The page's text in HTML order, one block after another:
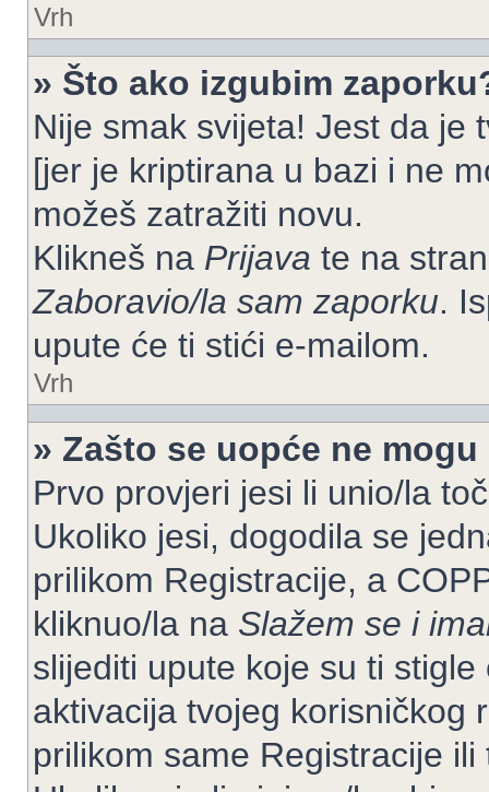
Vrh
» Što ako izgubim
Nije smak svijeta! Jest da je
[jer je kriptirana u bazi i ne
možeš zatražiti novu.
Klikneš na Prijava te na
Zaboravio/la sam zaporku.
upute će ti stići e-mailom.
Vrh
» Zašto se uopće ne
Prvo provjeri jesi li unio/la
Ukoliko jesi, dogodila se
prilikom Registracije, a
kliknuo/la na Slažem se i
slijediti upute koje su ti
aktivacija tvojeg korisničkog
prilikom same Registracije